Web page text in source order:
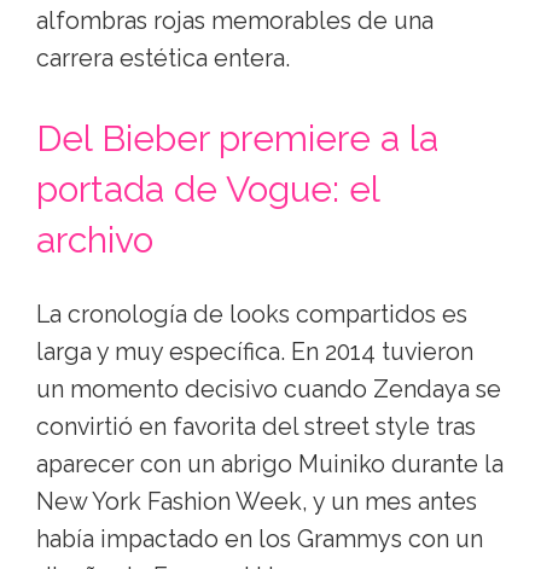
alfombras rojas memorables de una
carrera estética entera.
Del Bieber premiere a la
portada de Vogue: el
archivo
La cronología de looks compartidos es
larga y muy específica. En 2014 tuvieron
un momento decisivo cuando Zendaya se
convirtió en favorita del street style tras
aparecer con un abrigo Muiniko durante la
New York Fashion Week, y un mes antes
había impactado en los Grammys con un